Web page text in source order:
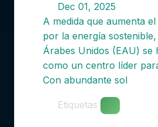
Dec 01, 2025
A medida que aumenta
por la energía
Árabes Unidos (EAU) se
como un centro líder
Con abundante sol
Etiquetas